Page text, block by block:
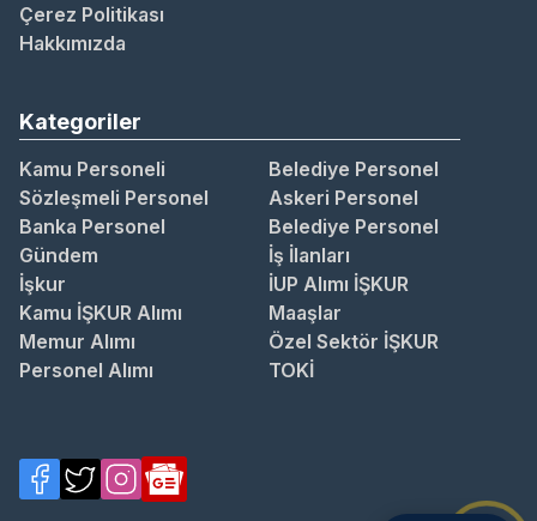
Çerez Politikası
Hakkımızda
Kategoriler
Kamu Personeli
Belediye Personel
Sözleşmeli Personel
Askeri Personel
Banka Personel
Belediye Personel
Gündem
İş İlanları
İşkur
İUP Alımı İŞKUR
Kamu İŞKUR Alımı
Maaşlar
Memur Alımı
Özel Sektör İŞKUR
Personel Alımı
TOKİ